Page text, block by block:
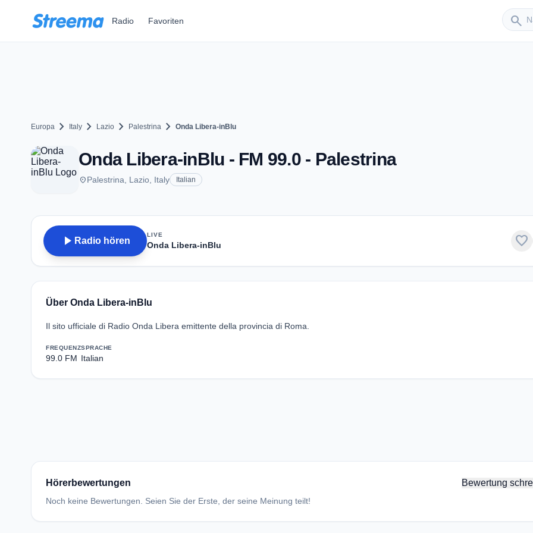
Radio Favoriten search
Europa chevron_right Italy chevron_right Lazio chevron_right Palestrina chevron_right Onda Libera-inBlu
Onda Libera-inBlu - FM 99.0 - Palestrina
placePalestrina, Lazio, Italy Italian
play_arrow Radio hören
LIVE
Onda Libera-inBlu favorite
Über Onda Libera-inBlu
Il sito ufficiale di Radio Onda Libera emittente della provincia di Roma.
FREQUENZ
99.0 FM
SPRACHE
Italian
Hörerbewertungen Bewertung
Noch keine Bewertungen. Seien Sie der Erste, der seine Meinung teilt!